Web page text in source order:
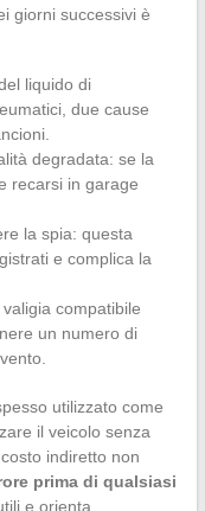
giorni successivi è
liquido di
due cause
degradata: se la
recarsi in garage
la spia: questa
e complica la
compatibile
un numero di
utilizzato come
il veicolo senza
indiretto non
prima di qualsiasi
e orienta